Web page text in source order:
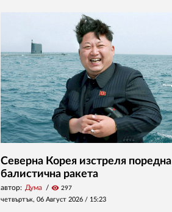
Северна Корея изстреля поредна
балистична ракета
автор: Дума visibility 297
четвъртък, 06 Август 2026 / 15:23